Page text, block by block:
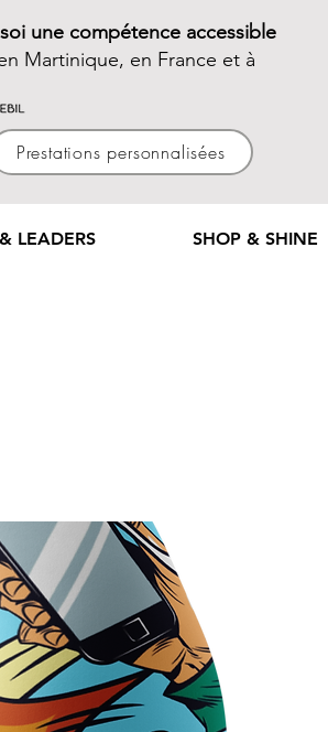
une compétence accessible
Martinique, en France et à
Prestations personnalisées
LEADERS SHOP & SHINE